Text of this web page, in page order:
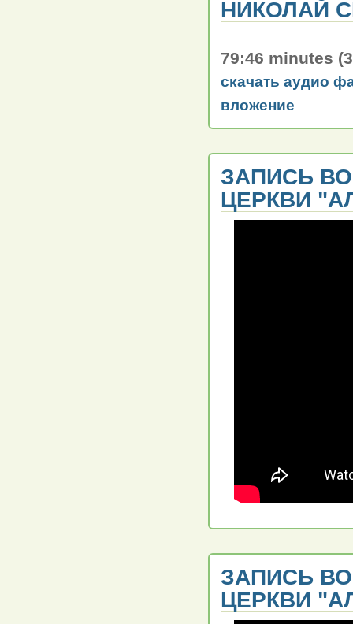
НИКОЛАЙ
79:46 minutes
скачать аудио
вложение
ЗАПИСЬ
ЦЕРКВИ
ЗАПИСЬ
ЦЕРКВИ